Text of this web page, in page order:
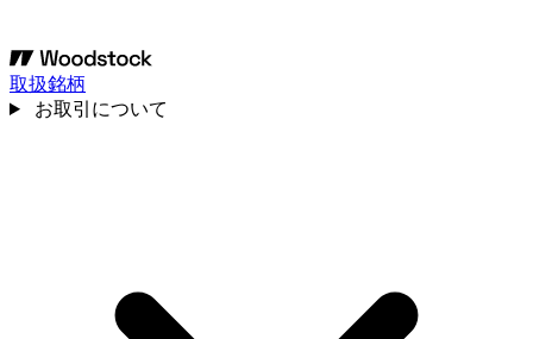
取扱銘柄
お取引について